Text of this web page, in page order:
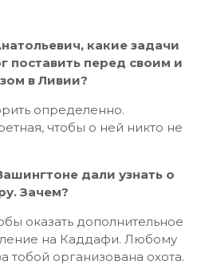
какие задачи
поставить перед своим и
в Ливии?
определенно.
чтобы о ней никто не
дали узнать о
Зачем?
оказать дополнительное
на Каддафи. Любому
тобой организована охота.